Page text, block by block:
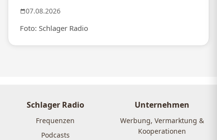
07.08.2026
Foto: Schlager Radio
Schlager Radio
Frequenzen
Podcasts
Unternehmen
Werbung, Vermarktung &
Kooperationen